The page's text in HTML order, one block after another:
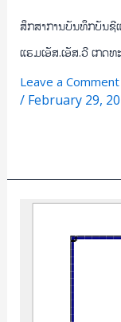
ສຶກສາການບັນທຶກບັນຊີແ
ແຮມເອັສ.ເອັສ.ວີ ເກດ
Leave a Comment
/ February 29,
ສຶກສາ